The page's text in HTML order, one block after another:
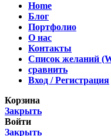
Home
Блог
Портфолио
О нас
Контакты
Список желаний
сравнить
Вход / Регистрация
Корзина
Закрыть
Войти
Закрыть